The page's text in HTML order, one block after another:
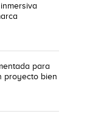
para
proyecto bien